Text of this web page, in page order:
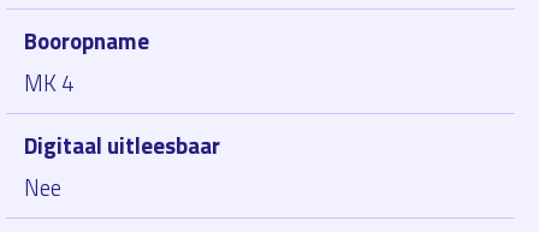
Booropname
MK 4
Digitaal uitleesbaar
Nee